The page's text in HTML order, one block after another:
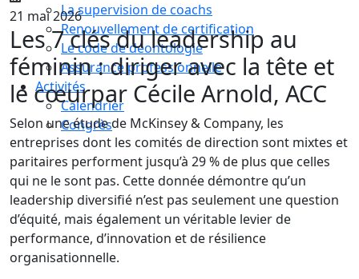
La supervision de coachs
Renouvellement de certification
Le code de déontologie
Assurance professionnelle
Activités
Calendrier
Congrès
21 mai 2026
Les 7 clés du leadership au
féminin : diriger avec la tête et
le cœurpar Cécile Arnold, ACC
Selon une étude de McKinsey & Company, les
entreprises dont les comités de direction sont mixtes et
paritaires performent jusqu’à 29 % de plus que celles
qui ne le sont pas. Cette donnée démontre qu’un
leadership diversifié n’est pas seulement une question
d’équité, mais également un véritable levier de
performance, d’innovation et de résilience
organisationnelle.